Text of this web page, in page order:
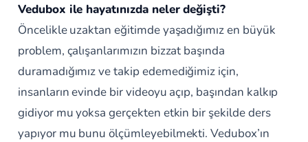
Vedubox ile hayatınızda neler değişti?
Öncelikle uzaktan eğitimde yaşadığımız en büyük
problem, çalışanlarımızın bizzat başında
duramadığımız ve takip edemediğimiz için,
insanların evinde bir videoyu açıp, başından kalkıp
gidiyor mu yoksa gerçekten etkin bir şekilde ders
yapıyor mu bunu ölçümleyebilmekti. Vedubox’ın